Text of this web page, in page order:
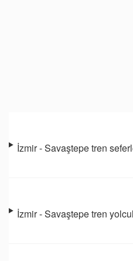
İzmir - Savaştepe tren
İzmir - Savaştepe tren